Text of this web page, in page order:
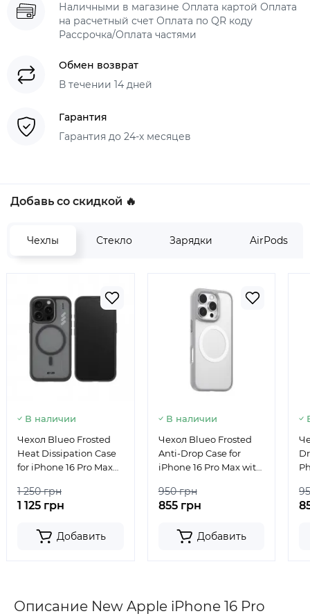
Наличными в магазине Оплата картой Оплата
на расчетный счет Оплата по QR коду
Рассрочка/Оплата частями
Обмен возврат
В течении 14 дней
Гарантия
Гарантия до 24-х месяцев
Добавь со скидкой 🔥
Чехлы Стекло Зарядки AirPods
В наличии
Чехол Blueo Frosted
Heat Dissipation Case
for iPhone 16 Pro Max
1 250 грн
1 125 грн
Добавить
В наличии
Чехол Blueo Frosted
Anti-Drop Case for
iPhone 16 Pro Max with
950 грн
855 грн
Добавить
Описание New Apple iPhone 16 Pro